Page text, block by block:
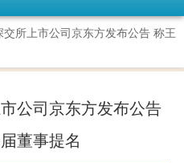
所上市公司京东方发布公告 称王
公司京东方发布公告
董事提名